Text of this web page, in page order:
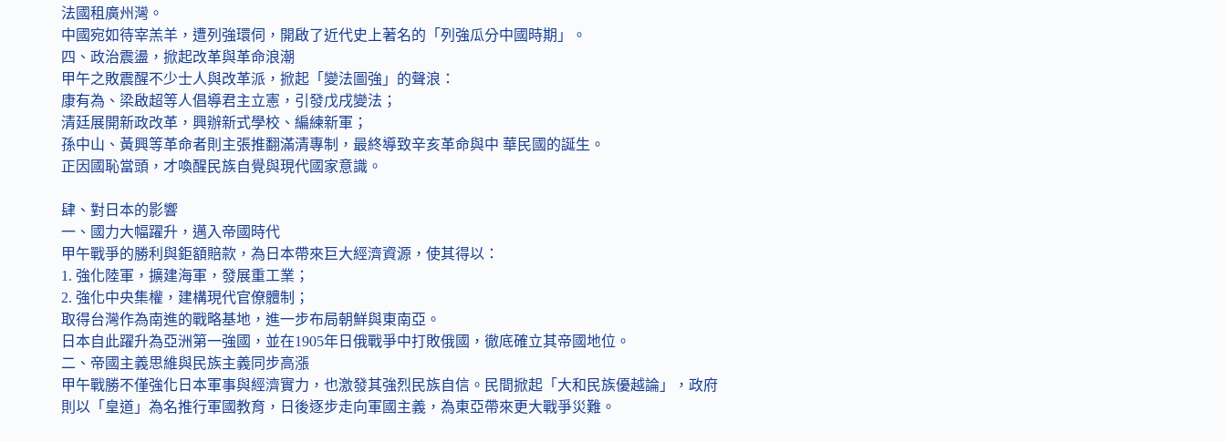
法國租廣州灣。
中國宛如待宰羔羊，遭列強環伺，開啟了近代史上著名的「列強瓜分中國時期」。
四、政治震盪，掀起改革與革命浪潮
甲午之敗震醒不少士人與改革派，掀起「變法圖強」的聲浪：
康有為、梁啟超等人倡導君主立憲，引發戊戌變法；
清廷展開新政改革，興辦新式學校、編練新軍；
孫中山、黃興等革命者則主張推翻滿清專制，最終導致辛亥革命與中 華民國的誕生。
正因國恥當頭，才喚醒民族自覺與現代國家意識。
肆、對日本的影響
一、國力大幅躍升，邁入帝國時代
甲午戰爭的勝利與鉅額賠款，為日本帶來巨大經濟資源，使其得以：
1. 強化陸軍，擴建海軍，發展重工業；
2. 強化中央集權，建構現代官僚體制；
取得台灣作為南進的戰略基地，進一步布局朝鮮與東南亞。
日本自此躍升為亞洲第一強國，並在1905年日俄戰爭中打敗俄國，徹底確立其帝國地位。
二、帝國主義思維與民族主義同步高漲
甲午戰勝不僅強化日本軍事與經濟實力，也激發其強烈民族自信。民間掀起「大和民族優越論」，政府
則以「皇道」為名推行軍國教育，日後逐步走向軍國主義，為東亞帶來更大戰爭災難。